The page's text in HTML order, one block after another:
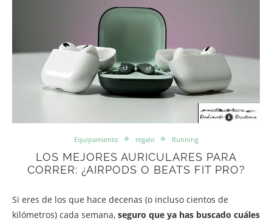
Equipamiento regalo Running
LOS MEJORES AURICULARES PARA
CORRER: ¿AIRPODS O BEATS FIT PRO?
Si eres de los que hace decenas (o incluso cientos de
kilómetros) cada semana, seguro que ya has buscado cuáles